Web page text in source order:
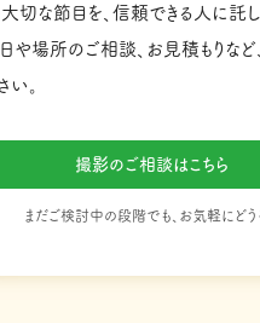
切な節目を、信頼できる人に託
や場所のご相談、お見積もりなど
い。
撮影のご相談はこちら
まだご検討中の段階でも、お気軽にどう